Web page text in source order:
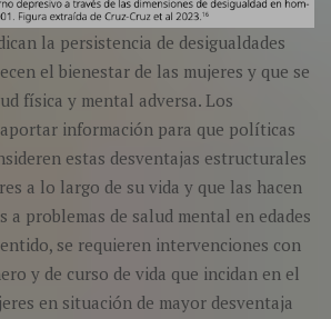
la persistencia de desigualdades
el bienestar de las mujeres y que se
física y mental adversa. Los
información para que políticas
estas desventajas estructurales
a lo largo de su vida y que las hacen
a problemas de salud mental en edades
se requieren intervenciones con
y de curso de vida que incidan en el
en situación de mayor desventaja